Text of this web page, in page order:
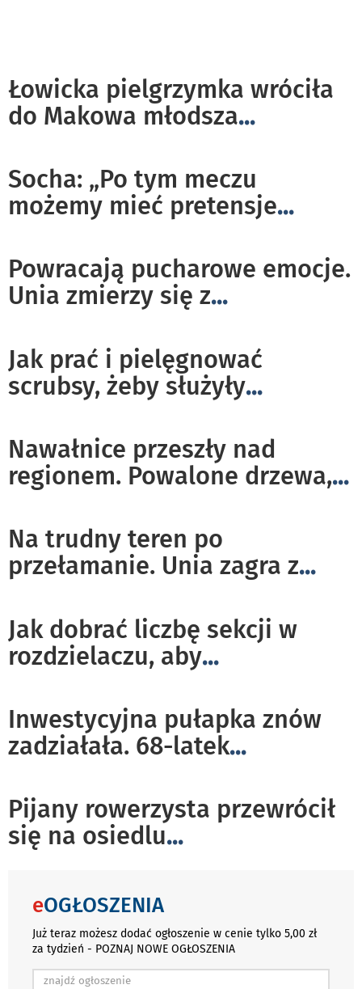
Łowicka pielgrzymka wróciła
do Makowa młodsza...
Socha: „Po tym meczu
możemy mieć pretensje...
Powracają pucharowe emocje.
Unia zmierzy się z...
Jak prać i pielęgnować
scrubsy, żeby służyły...
Nawałnice przeszły nad
regionem. Powalone drzewa,...
Na trudny teren po
przełamanie. Unia zagra z...
Jak dobrać liczbę sekcji w
rozdzielaczu, aby...
Inwestycyjna pułapka znów
zadziałała. 68-latek...
Pijany rowerzysta przewrócił
się na osiedlu...
eOGŁOSZENIA
Już teraz możesz dodać ogłoszenie w cenie tylko 5,00 zł
za tydzień - POZNAJ NOWE OGŁOSZENIA